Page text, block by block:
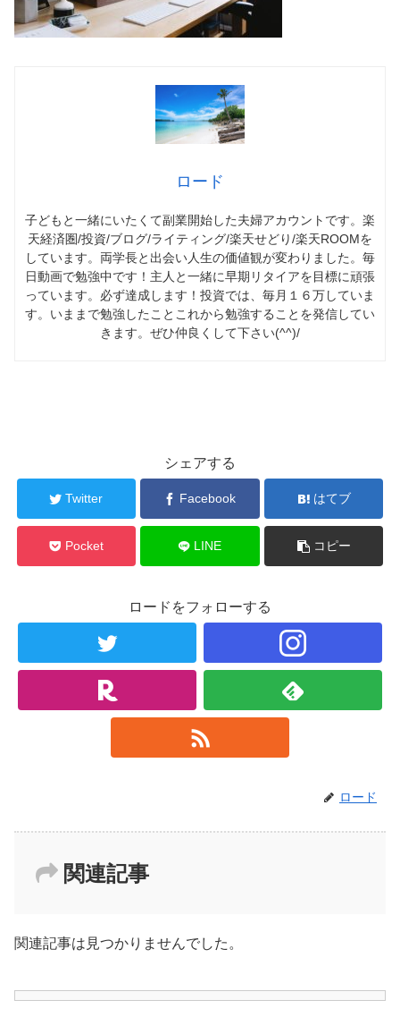
ロード
子どもと一緒にいたくて副業開始した夫婦アカウントです。楽
天経済圏/投資/ブログ/ライティング/楽天せどり/楽天ROOMを
しています。両学長と出会い人生の価値観が変わりました。毎
日動画で勉強中です！主人と一緒に早期リタイアを目標に頑張
っています。必ず達成します！投資では、毎月１６万していま
す。いままで勉強したことこれから勉強することを発信してい
きます。ぜひ仲良くして下さい(^^)/
シェアする
Twitter Facebook はてブ
Pocket LINE コピー
ロードをフォローする
ロード
関連記事
関連記事は見つかりませんでした。